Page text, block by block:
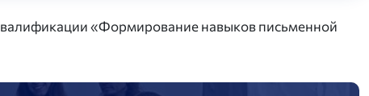
«Формирование навыков письменной